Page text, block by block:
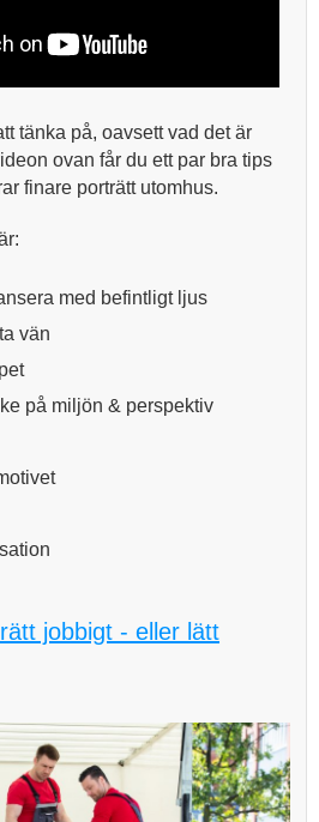
tänka på, oavsett vad det är
ovan får du ett par bra tips
finare porträtt utomhus.
med befintligt ljus
vän
på miljön & perspektiv
jobbigt - eller lätt